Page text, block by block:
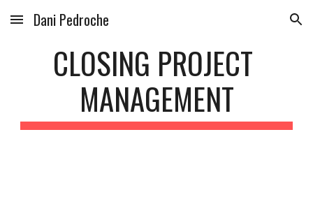
Skip to main content Skip to navigation
Dani Pedroche
CLOSING PROJECT
MANAGEMENT